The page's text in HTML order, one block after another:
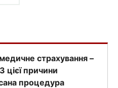
страхування –
цієї причини
процедура